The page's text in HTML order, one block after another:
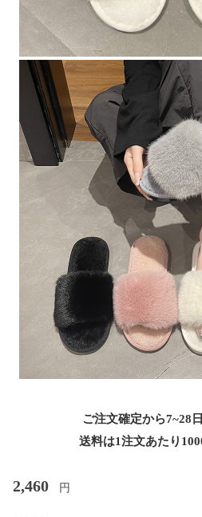
ご注文確定から7~28
送料は1注文あたり
2,460 円